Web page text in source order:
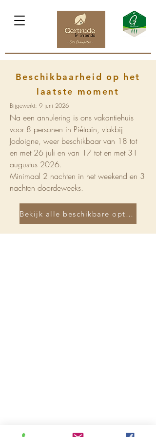
Beschikbaarheid op het
laatste moment
Bijgewerkt: 9 juni 2026
Na een annulering is ons vakantiehuis
voor 8 personen in Piétrain, vlakbij
Jodoigne, weer beschikbaar van 18 tot
en met 26 juli en van 17 tot en met 31
augustus 2026.
Minimaal 2 nachten in het weekend en 3
nachten doordeweeks.
Bekijk alle beschikbare opties